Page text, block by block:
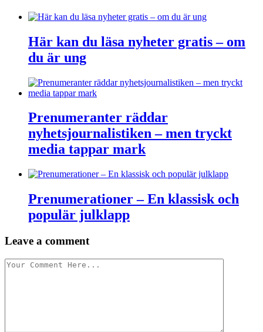
Här kan du läsa nyheter gratis – om
du är ung
Prenumeranter räddar
nyhetsjournalistiken – men tryckt
media tappar mark
Prenumerationer – En klassisk och
populär julklapp
Leave a comment